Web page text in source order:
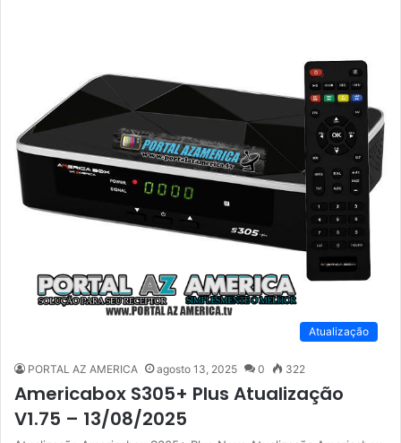
Atualização
PORTAL AZ AMERICA agosto 13, 2025 0 322
Americabox S305+ Plus Atualização
V1.75 – 13/08/2025